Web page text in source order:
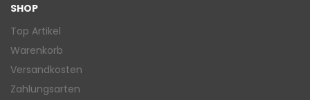
SHOP
Top Artikel
Warenkorb
Versandkosten
Zahlungsarten